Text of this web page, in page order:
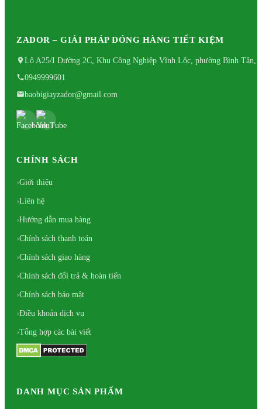
ZADOR – GIẢI PHÁP ĐÓNG HÀNG TIẾT KIỆM
Lô A25/I Đường 2C, Khu Công Nghiệp Vĩnh Lộc, phường Bình Tân,
0949999601
baobigiayzador@gmail.com
CHÍNH SÁCH
Giới thiệu
Liên hệ
Hướng dẫn mua hàng
Chính sách thanh toán
Chính sách giao hàng
Chính sách đổi trả & hoàn tiến
Chính sách bảo mật
Điều khoản dịch vụ
Tổng hợp các bài viết
DANH MỤC SẢN PHẨM